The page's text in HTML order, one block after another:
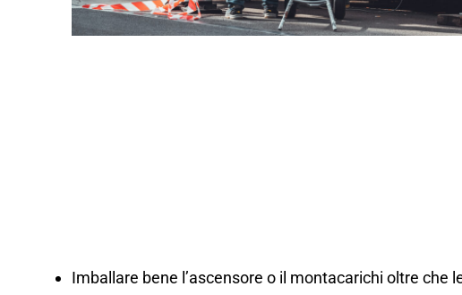
Imballare bene l’ascensore o il montacarichi oltre